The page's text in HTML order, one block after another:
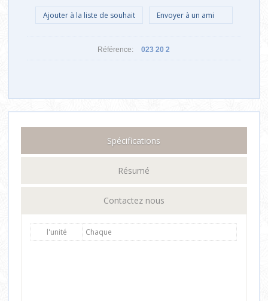
Référence: 023 20 2
Spécifications
Résumé
Contactez nous
l'unité Chaque